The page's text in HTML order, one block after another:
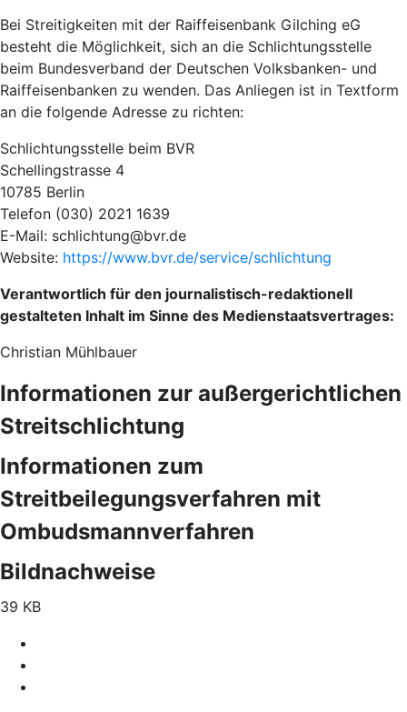
Bei Streitigkeiten mit der Raiffeisenbank Gilching eG
besteht die Möglichkeit, sich an die Schlichtungsstelle
beim Bundesverband der Deutschen Volksbanken- und
Raiffeisenbanken zu wenden. Das Anliegen ist in Textform
an die folgende Adresse zu richten:
Schlichtungsstelle beim BVR
Schellingstrasse 4
10785 Berlin
Telefon (030) 2021 1639
E-Mail: schlichtung@bvr.de
Website: https://www.bvr.de/service/schlichtung
Verantwortlich für den journalistisch-redaktionell
gestalteten Inhalt im Sinne des Medienstaatsvertrages:
Christian Mühlbauer
Informationen zur außergerichtlichen
Streitschlichtung
Informationen zum
Streitbeilegungsverfahren mit
Ombudsmannverfahren
Bildnachweise
39 KB